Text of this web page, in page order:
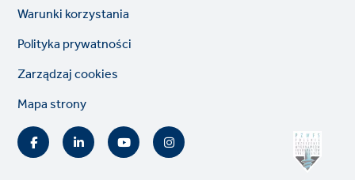
Legal
links
Warunki korzystania
Polityka prywatności
Zarządzaj cookies
Mapa strony